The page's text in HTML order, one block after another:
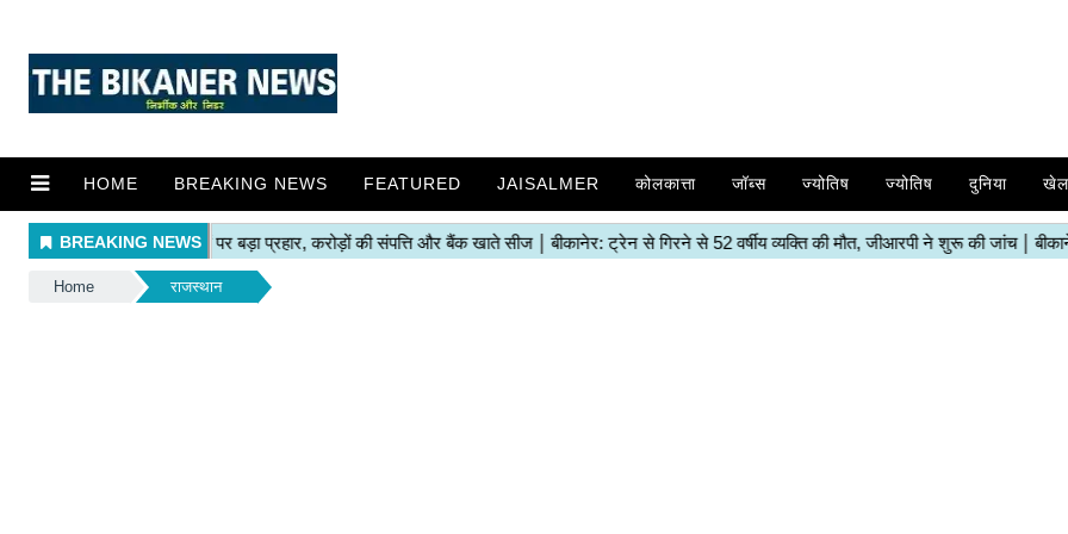
HOME BREAKING NEWS FEATURED JAISALMER कोलकात्ता जॉब्स ज्योतिष ज्योतिष दुनिया खेल
Home राजस्थान